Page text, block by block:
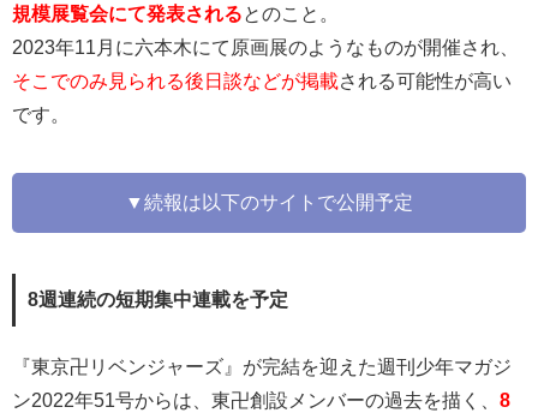
規模展覧会にて発表されるとのこと。
2023年11月に六本木にて原画展のようなものが開催され、
そこでのみ見られる後日談などが掲載される可能性が高い
です。
▼続報は以下のサイトで公開予定
8週連続の短期集中連載を予定
『東京卍リベンジャーズ』が完結を迎えた週刊少年マガジ
ン2022年51号からは、東卍創設メンバーの過去を描く、 8